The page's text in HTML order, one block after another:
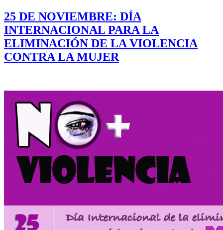
25 DE NOVIEMBRE: DÍA
INTERNACIONAL PARA LA
ELIMINACIÓN DE LA VIOLENCIA
CONTRA LA MUJER